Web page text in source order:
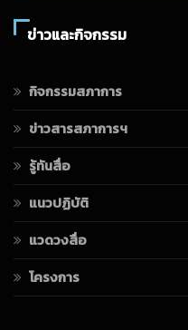
ข่าวและกิจกรรม
กิจกรรมสภาการ
ข่าวสารสภาการฯ
รู้ทันสื่อ
แนวปฏิบัติ
แวดวงสื่อ
โครงการ